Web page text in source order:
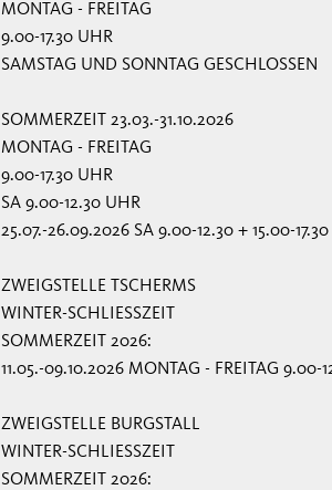
MONTAG - FREITAG
9.00-17.30 UHR
SAMSTAG UND SONNTAG GESCHLOSSEN
SOMMERZEIT 23.03.-31.10.2026
MONTAG - FREITAG
9.00-17.30 UHR
SA 9.00-12.30 UHR
25.07.-26.09.2026 SA 9.00-12.30 + 15.00-
ZWEIGSTELLE TSCHERMS
WINTER-SCHLIESSZEIT
SOMMERZEIT 2026:
11.05.-09.10.2026 MONTAG - FREITAG 9.00-
ZWEIGSTELLE BURGSTALL
WINTER-SCHLIESSZEIT
SOMMERZEIT 2026: